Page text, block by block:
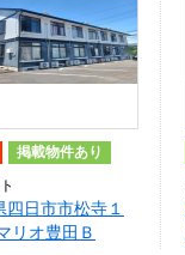
掲載物件あり
四日市市松寺１
リオ豊田Ｂ